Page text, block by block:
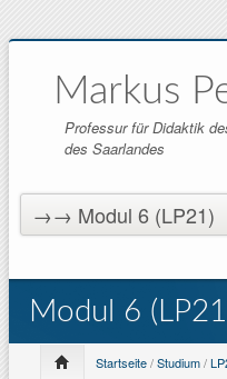
Markus
Professur für Didaktik
des Saarlandes
Modul 6
Startseite/Studium/